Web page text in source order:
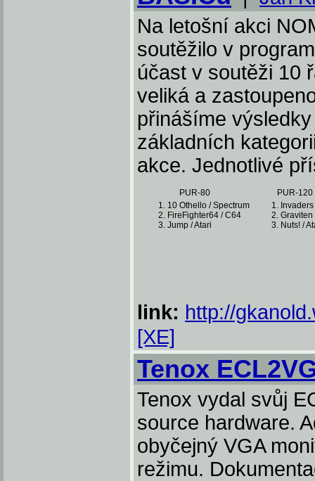
Na letošní akci
soutěžilo v
účast v soutěži 10
veliká a
přinášíme
základních
akce. Jednotlivé
PUR-80
PUR-120
10 Othello / Spectrum
FireFighter64 / C64
Jump / Atari
Graviten
Nuts! /
link: http://
[XE]
Tenox
Tenox vydal svůj
source hardware.
obyčejný VGA
režimu.